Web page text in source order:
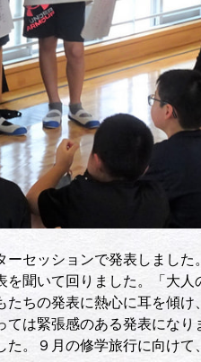
セッションで発表しました
聞いて回りました。「大人
ちの発表に熱心に耳を傾け
は緊張感のある発表になり
。９月の修学旅行に向けて